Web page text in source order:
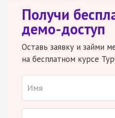
Получи
демо-доступ
Оставь заявку и займи
на бесплатном курсе